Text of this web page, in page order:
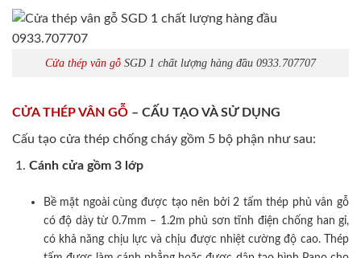
Cửa thép vân gỗ SGD 1 chất lượng hàng đầu 0933.707707
CỬA THÉP VÂN GỖ – CẤU TẠO VÀ SỬ DỤNG
Cấu tạo cửa thép chống cháy gồm 5 bộ phận như sau:
Cánh cửa gồm 3 lớp
Bề mặt ngoài cùng được tạo nên bởi 2 tấm thép phủ vân gỗ
có độ dày từ 0.7mm – 1.2m phủ sơn tĩnh điện chống han gỉ,
có khả năng chịu lực và chịu được nhiệt cường độ cao. Thép